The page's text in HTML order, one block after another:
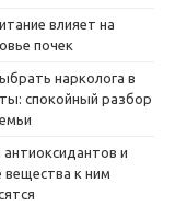
влияет на
почек
нарколога в
спокойный разбор
и
вещества к ним